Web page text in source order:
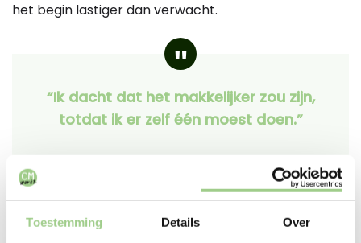
Toestemming Details Over
het begin lastiger dan verwacht.
“Ik dacht dat het makkelijker zou zijn,
totdat ik er zelf één moest doen.”
Toch zette ze door. Door te oefenen en vertrouwen
te krijgen vanuit het team, groeide ze snel. Inmiddels